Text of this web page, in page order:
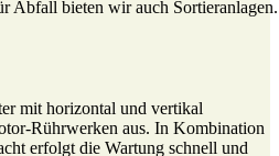
Abfall bieten wir auch Sortieranlagen.
mit horizontal und vertikal
Rührwerken aus. In Kombination
erfolgt die Wartung schnell und